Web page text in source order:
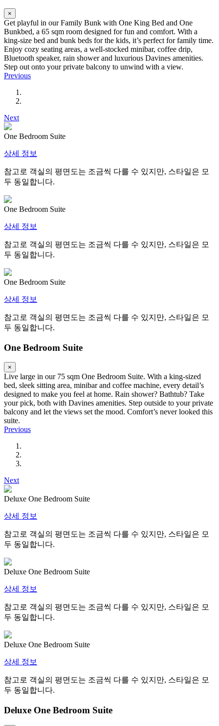
×
Get playful in our Family Bunk with One King Bed and One
Bunkbed, a 65 sqm room designed for fun and comfort. With a
king-size bed and bunk beds for the kids, it’s perfect for family time.
Enjoy cozy seating areas, a well-stocked minibar, coffee drip,
Bluetooth speaker, rain shower and luxurious Davines amenities.
Step out onto your private balcony to unwind with a view.
Previous
Next
One Bedroom Suite
상세 정보
참고로 객실의 평면도는 조금씩 다를 수 있지만, 스타일은 모
두 동일합니다.
One Bedroom Suite
상세 정보
참고로 객실의 평면도는 조금씩 다를 수 있지만, 스타일은 모
두 동일합니다.
One Bedroom Suite
상세 정보
참고로 객실의 평면도는 조금씩 다를 수 있지만, 스타일은 모
두 동일합니다.
One Bedroom Suite
×
Live large in our 75 sqm One Bedroom Suite. With a king-sized
bed, sleek sitting area, minibar and coffee machine, every detail’s
designed to make you feel at home. Rain shower? Bathtub? Take
your pick, both with Davines amenities. Step outside to your private
balcony and let the views set the mood. Comfort’s never looked this
suite.
Previous
Next
Deluxe One Bedroom Suite
상세 정보
참고로 객실의 평면도는 조금씩 다를 수 있지만, 스타일은 모
두 동일합니다.
Deluxe One Bedroom Suite
상세 정보
참고로 객실의 평면도는 조금씩 다를 수 있지만, 스타일은 모
두 동일합니다.
Deluxe One Bedroom Suite
상세 정보
참고로 객실의 평면도는 조금씩 다를 수 있지만, 스타일은 모
두 동일합니다.
Deluxe One Bedroom Suite